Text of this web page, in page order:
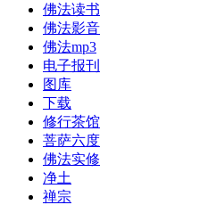
佛法读书
佛法影音
佛法mp3
电子报刊
图库
下载
修行茶馆
菩萨六度
佛法实修
净土
禅宗